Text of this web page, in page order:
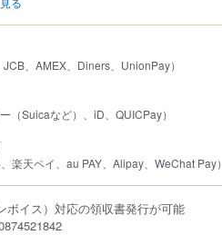
JCB、AMEX、Diners、UnionPay）
（Suicaなど）、iD、QUICPay）
楽天ペイ、au PAY、Alipay、WeChat Pay）
ボイス）対応の領収書発行が可能